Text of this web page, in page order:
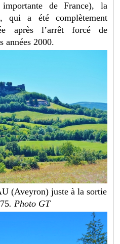
de France), la
qui a été complètement
après l’arrêt forcé de
années 2000.
(Aveyron) juste à la sortie
. Photo GT